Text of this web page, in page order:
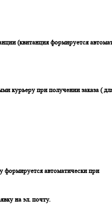
(квитанция формируется
курьеру при получении заказа (
формируется автоматически при
на эл. почту.